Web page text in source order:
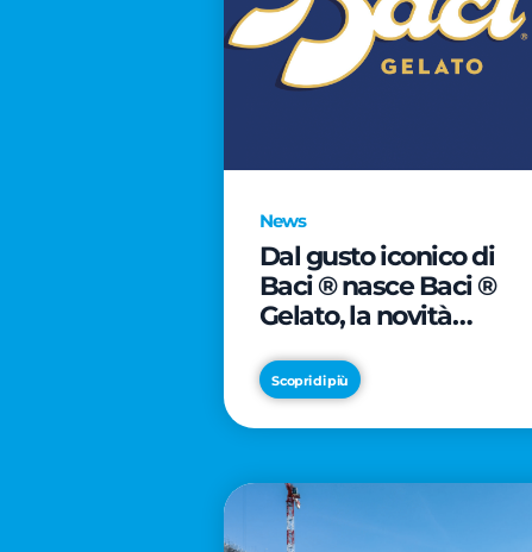
News
Dal gusto iconico di
Baci ® nasce Baci ®
Gelato, la novità
Scopri di più